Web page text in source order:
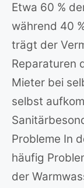
Etwa 60 %
während 40
trägt der
Reparaturen
Mieter bei
selbst
Probleme In
häufig
der